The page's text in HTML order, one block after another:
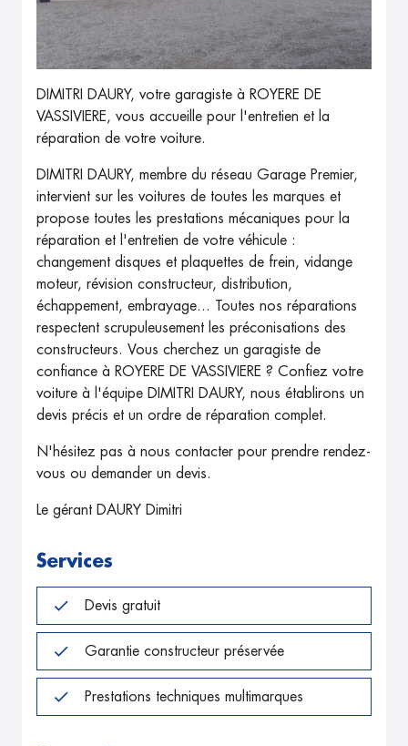
DIMITRI DAURY, votre garagiste à ROYERE DE
VASSIVIERE, vous accueille pour l'entretien et la
réparation de votre voiture.
DIMITRI DAURY, membre du réseau Garage Premier,
intervient sur les voitures de toutes les marques et
propose toutes les prestations mécaniques pour la
réparation et l'entretien de votre véhicule :
changement disques et plaquettes de frein, vidange
moteur, révision constructeur, distribution,
échappement, embrayage... Toutes nos réparations
respectent scrupuleusement les préconisations des
constructeurs. Vous cherchez un garagiste de
confiance à ROYERE DE VASSIVIERE ? Confiez votre
voiture à l'équipe DIMITRI DAURY, nous établirons un
devis précis et un ordre de réparation complet.
N'hésitez pas à nous contacter pour prendre rendez-
vous ou demander un devis.
Le gérant DAURY Dimitri
Services
Devis gratuit
Garantie constructeur préservée
Prestations techniques multimarques